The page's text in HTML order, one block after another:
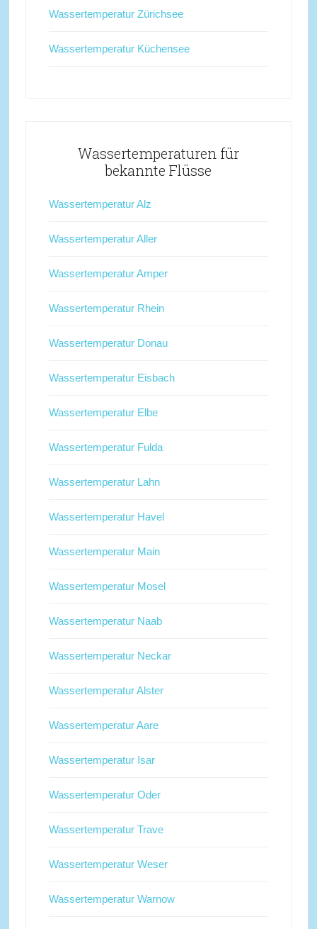
Wassertemperatur Zürichsee
Wassertemperatur Küchensee
Wassertemperaturen für
bekannte Flüsse
Wassertemperatur Alz
Wassertemperatur Aller
Wassertemperatur Amper
Wassertemperatur Rhein
Wassertemperatur Donau
Wassertemperatur Eisbach
Wassertemperatur Elbe
Wassertemperatur Fulda
Wassertemperatur Lahn
Wassertemperatur Havel
Wassertemperatur Main
Wassertemperatur Mosel
Wassertemperatur Naab
Wassertemperatur Neckar
Wassertemperatur Alster
Wassertemperatur Aare
Wassertemperatur Isar
Wassertemperatur Oder
Wassertemperatur Trave
Wassertemperatur Weser
Wassertemperatur Warnow